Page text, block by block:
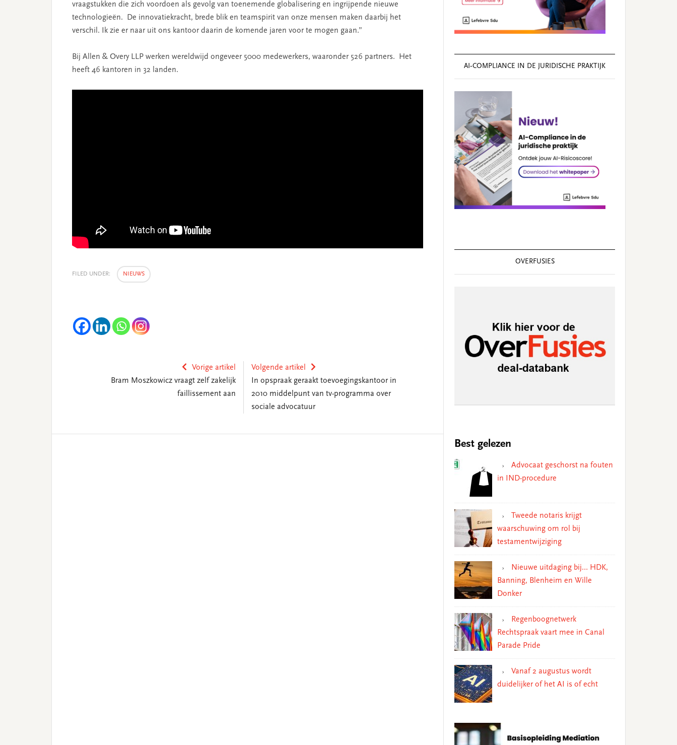
vraagstukken die zich voordoen als gevolg van toenemende globalisering en ingrijpende nieuwe
technologieën. De innovatiekracht, brede blik en teamspirit van onze mensen maken daarbij het
verschil. Ik zie er naar uit ons kantoor daarin de komende jaren voor te mogen gaan.”
Bij Allen & Overy LLP werken wereldwijd ongeveer 5000 medewerkers, waaronder 526 partners. Het
heeft 46 kantoren in 32 landen.
FILED UNDER: NIEUWS
Vorige artikel
Bram Moszkowicz vraagt zelf zakelijk
faillissement aan
Volgende artikel
In opspraak geraakt toevoegingskantoor in
2010 middelpunt van tv-programma over
sociale advocatuur
AI‑COMPLIANCE IN DE JURIDISCHE PRAKTIJK
OVERFUSIES
Best gelezen
Advocaat geschorst na fouten
in IND-procedure
Tweede notaris krijgt
waarschuwing om rol bij
testamentwijziging
Nieuwe uitdaging bij… HDK,
Banning, Blenheim en Wille
Donker
Regenboognetwerk
Rechtspraak vaart mee in Canal
Parade Pride
Vanaf 2 augustus wordt
duidelijker of het AI is of echt